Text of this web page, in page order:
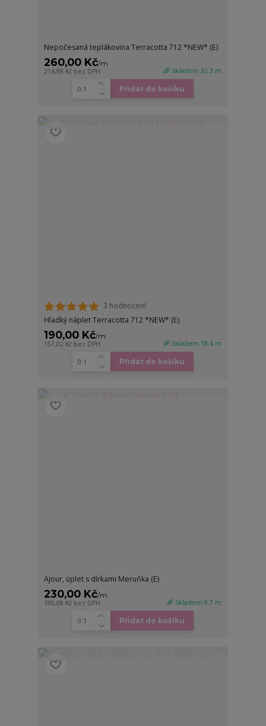
Nepočesaná teplákovina Terracotta 712 *NEW* (E)
260,00 Kč/m
214,88 Kč bez DPH 🌈 Skladem 32.3 m
Přidat do košíku
3 hodnocení
Hladký náplet Terracotta 712 *NEW* (E)
190,00 Kč/m
157,02 Kč bez DPH 🌈 Skladem 18.4 m
Přidat do košíku
Ajour, úplet s dírkami Meruňka (E)
230,00 Kč/m
190,08 Kč bez DPH 🌈 Skladem 0.7 m
Přidat do košíku